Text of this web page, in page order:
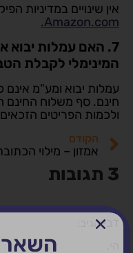
אין שינויים במדיניות
Amazon.com.
7. האם עמלות יבוא
המינימלי לקבלת
עמלות יבוא ומע"מ
חינם. סף משלוח החינם
ולכמות הפריטים
הקודם
3 תגובות
דבי הגיב: